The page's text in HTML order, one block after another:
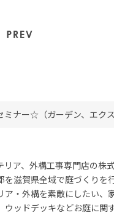
ミナー☆（ガーデン、エク
リア、外構工事専門店の
を滋賀県全域で庭づくりを
ア・外構を素敵にしたい
ウッドデッキなどお庭に